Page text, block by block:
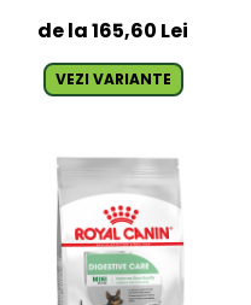
de la 165,60 Lei
VEZI VARIANTE